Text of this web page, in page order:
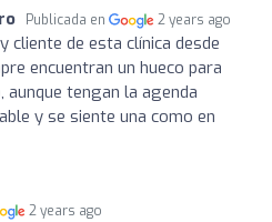
Publicada en 2 years ago
cliente de esta clínica desde
encuentran un hueco para
aunque tengan la agenda
y se siente una como en
2 years ago